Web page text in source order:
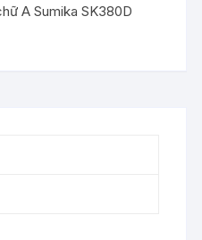
A Sumika SK380D